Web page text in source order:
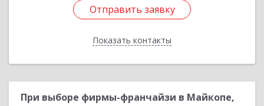
Отправить заявку
Показать контакты
Отправить заявку
Назад
При выборе фирмы-франчайзи в Майкопе,